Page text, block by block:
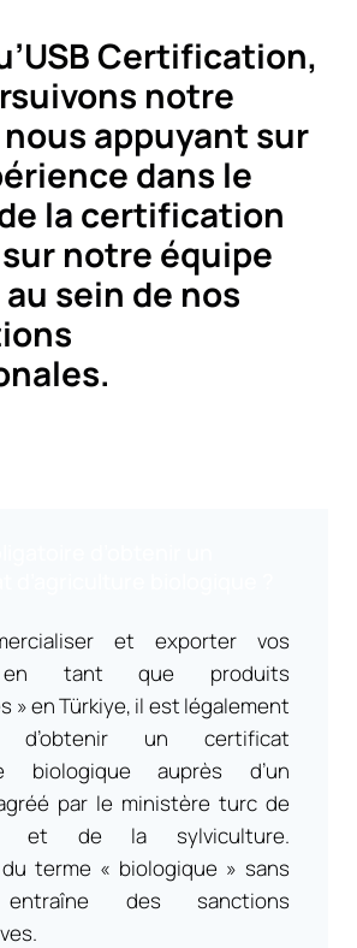
Certification,
notre
appuyant sur
dans le
la certification
notre équipe
sein de nos
et exporter vos
en tant que produits
» en Türkiye, il est légalement
d’obtenir un certificat
biologique auprès d’un
par le ministère turc de
et de la sylviculture.
du terme « biologique » sans
des sanctions